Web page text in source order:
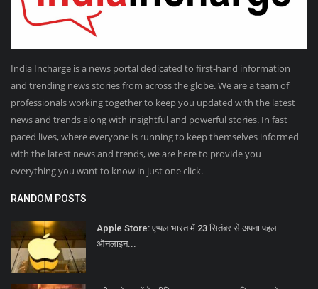
India Incharge is a news portal dedicated to first-hand information
and trending news stories from across the globe. We are a team of
professionals working together to keep you updated with the latest
news and trends along with insightful and powerful stories. In fast
paced lives, where everyone is running to keep themselves informed
with the latest news and trends, we are here to provide you
everything you want to know in just one click.
RANDOM POSTS
Apple Store: एप्पल भारत में 23 सितंबर से अपना पहला
ऑनलाइन...